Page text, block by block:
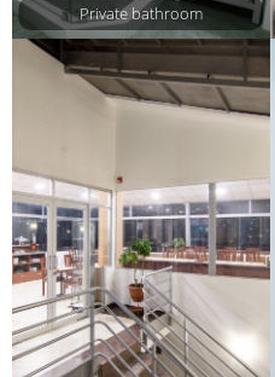
Private bathroom